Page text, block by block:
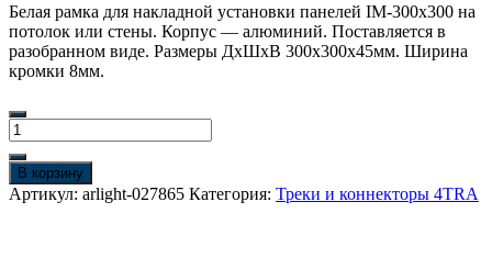
Белая рамка для накладной установки панелей IM-300х300 на
потолок или стены. Корпус — алюминий. Поставляется в
разобранном виде. Размеры ДxШxВ 300x300x45мм. Ширина
кромки 8мм.
Количество
товара
Трек
встраиваемый
LGD-
В корзину
Артикул: arlight-027865 Категория: Треки и коннекторы 4TRA